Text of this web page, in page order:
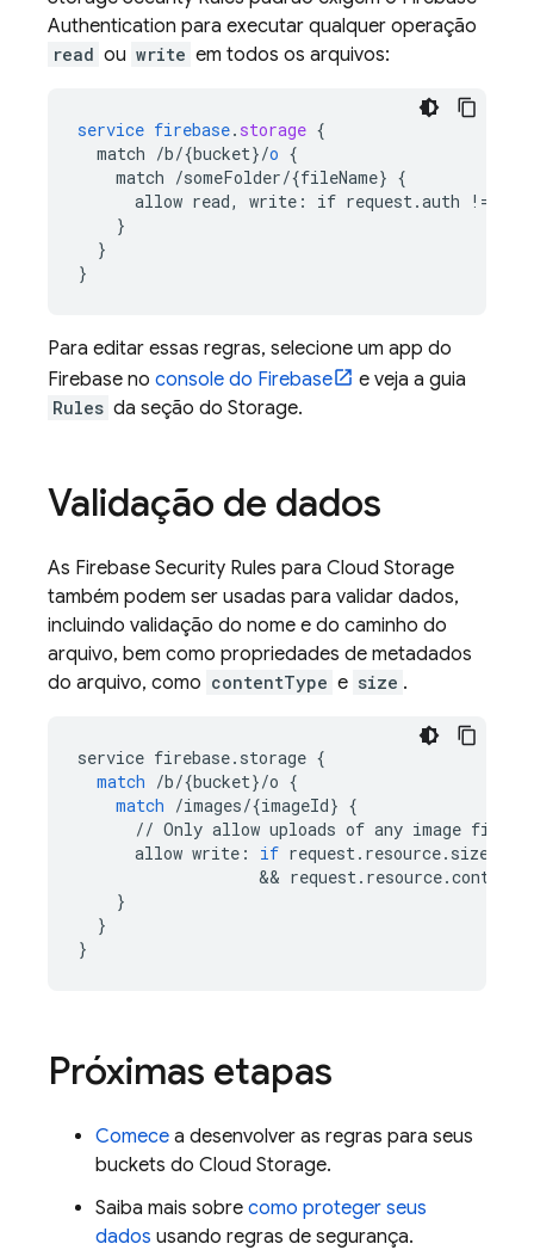
Authentication para executar qualquer operação
read ou write em todos os arquivos:
service firebase. storage {
match /b/{bucket}/o {
match /someFolder/{fileName} {
allow read, write : if request.auth !=
}
}
}
Para editar essas regras, selecione um app do
Firebase no console do Firebase e veja a guia
Rules da seção do Storage.
Validação de dados
As Firebase Security Rules para Cloud Storage
também podem ser usadas para validar dados,
incluindo validação do nome e do caminho do
arquivo, bem como propriedades de metadados
do arquivo, como contentType e size .
service firebase. storage {
match /b/{bucket}/o {
match /images/{imageId} {
// Only allow uploads of any image file
allow write : if request. resource. size
&& request. resource.
}
}
}
Próximas etapas
Comece a desenvolver as regras para seus
buckets do Cloud Storage.
Saiba mais sobre como proteger seus
dados usando regras de segurança.